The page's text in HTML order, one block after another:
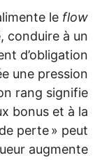
qui alimente le
conduire à
crée une
son rang
aux bonus et
de perte »
le joueur